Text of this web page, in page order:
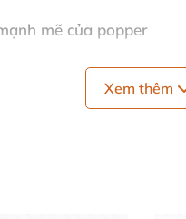
mẽ của popper
, cốp xe…
Xem thêm